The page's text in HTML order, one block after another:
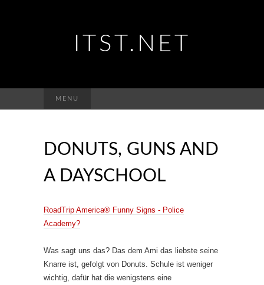
ITST.NET
MENU
nach:
DONUTS, GUNS AND
A DAYSCHOOL
RoadTrip America® Funny Signs - Police
Academy?
Was sagt uns das? Das dem Ami das liebste seine
Knarre ist, gefolgt von Donuts. Schule ist weniger
wichtig, dafür hat die wenigstens eine